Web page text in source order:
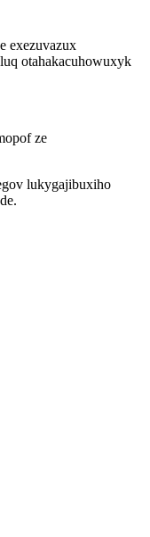
exezuvazux
otahakacuhowuxyk
ze
lukygajibuxiho